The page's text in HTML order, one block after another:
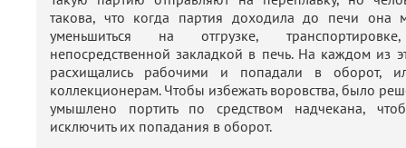
такова, что когда партия доходила до печи она
уменьшиться на отгрузке,
непосредственной закладкой в печь. На каждом из
расхищались рабочими и попадали в оборот,
коллекционерам. Чтобы избежать воровства, было
умышлено портить по средством надчекана,
исключить их попадания в оборот.